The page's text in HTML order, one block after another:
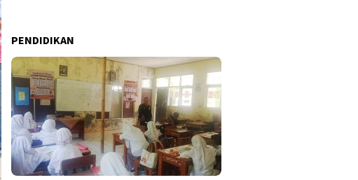
PENDIDIKAN